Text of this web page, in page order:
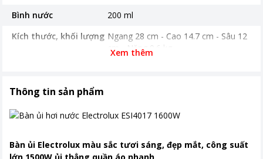
Bình nước
200 ml
Kích thước, khối lượng Ngang 28 cm - Cao 14.7 cm - Sâu 12
cm - Nặng 0.6 kg
Nơi sản xuất
Khoảng giá
Dưới 500.000đ
Xem thêm
Thông tin sản phẩm
Bàn ủi Electrolux màu sắc tươi sáng, đẹp mắt, công suất